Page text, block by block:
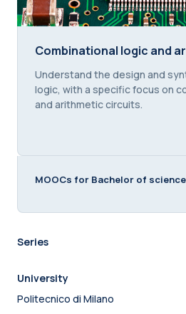
Combinational logic and
Combinational logic and
Course summary text:
Understand the design and
logic, with a specific focus on
and arithmetic circuits.
MOOCs for Bachelor of science
Series
University
Politecnico di Milano